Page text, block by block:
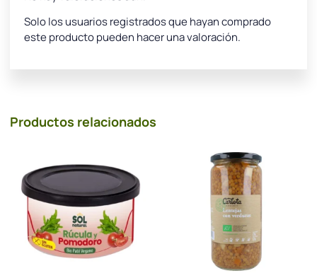
Solo los usuarios registrados que hayan comprado
este producto pueden hacer una valoración.
Productos relacionados